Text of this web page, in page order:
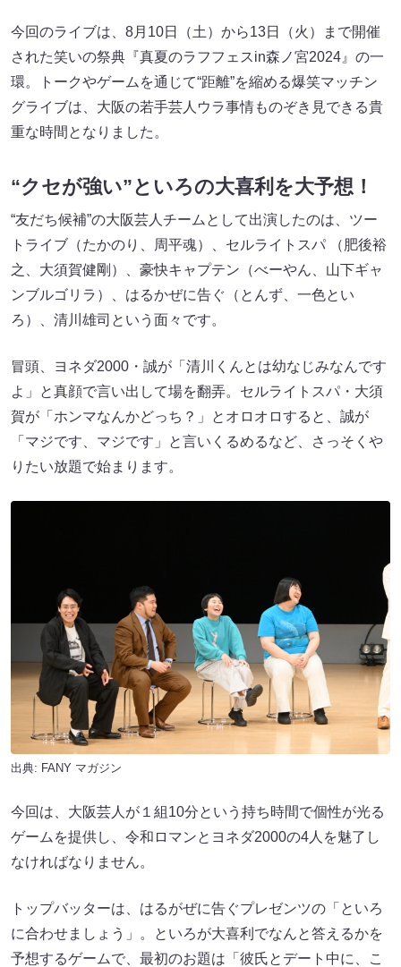
今回のライブは、8月10日（土）から13日（火）まで開催
された笑いの祭典『真夏のラフフェスin森ノ宮2024』の一
環。トークやゲームを通じて“距離”を縮める爆笑マッチン
グライブは、大阪の若手芸人ウラ事情ものぞき見できる貴
重な時間となりました。
“クセが強い”といろの大喜利を大予想！
“友だち候補”の大阪芸人チームとして出演したのは、ツー
トライブ（たかのり、周平魂）、セルライトスパ （肥後裕
之、大須賀健剛）、豪快キャプテン（べーやん、山下ギャ
ンブルゴリラ）、はるかぜに告ぐ（とんず、一色とい
ろ）、清川雄司という面々です。
冒頭、ヨネダ2000・誠が「清川くんとは幼なじみなんです
よ」と真顔で言い出して場を翻弄。セルライトスパ・大須
賀が「ホンマなんかどっち？」とオロオロすると、誠が
「マジです、マジです」と言いくるめるなど、さっそくや
りたい放題で始まります。
出典: FANY マガジン
今回は、大阪芸人が１組10分という持ち時間で個性が光る
ゲームを提供し、令和ロマンとヨネダ2000の4人を魅了し
なければなりません。
トップバッターは、はるがぜに告ぐプレゼンツの「といろ
に合わせましょう」。といろが大喜利でなんと答えるかを
予想するゲームで、最初のお題は「彼氏とデート中に、こ